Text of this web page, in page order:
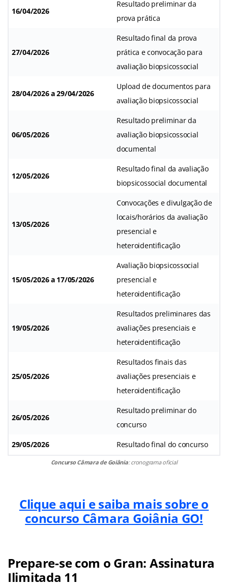
16/04/2026
Resultado preliminar da
prova prática
27/04/2026
Resultado final da prova
prática e convocação para
avaliação biopsicossocial
28/04/2026 a 29/04/2026
Upload de documentos para
avaliação biopsicossocial
06/05/2026
Resultado preliminar da
avaliação biopsicossocial
documental
12/05/2026
Resultado final da avaliação
biopsicossocial documental
13/05/2026
Convocações e divulgação de
locais/horários da avaliação
presencial e
heteroidentificação
15/05/2026 a 17/05/2026
Avaliação biopsicossocial
presencial e
heteroidentificação
19/05/2026
Resultados preliminares das
avaliações presenciais e
heteroidentificação
25/05/2026
Resultados finais das
avaliações presenciais e
heteroidentificação
26/05/2026
Resultado preliminar do
concurso
29/05/2026 Resultado final do concurso
Concurso Câmara de Goiânia: cronograma oficial
Clique aqui e saiba mais sobre o
concurso Câmara Goiânia GO!
Prepare-se com o Gran: Assinatura
Ilimitada 11